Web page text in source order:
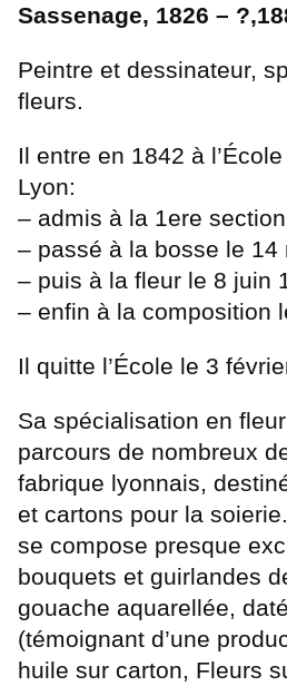
Sassenage, 1826 –
Peintre et dessinateur,
fleurs.
Il entre en 1842 à
Lyon:
– admis à la 1ere
– passé à la bosse le 14
– puis à la fleur le 8 juin
– enfin à la composition
Il quitte l’École le 3
Sa spécialisation en
parcours de nombreux
fabrique lyonnais,
et cartons pour la
se compose presque
bouquets et guirlandes
gouache aquarellée,
(témoignant d’une
huile sur carton, Fleurs